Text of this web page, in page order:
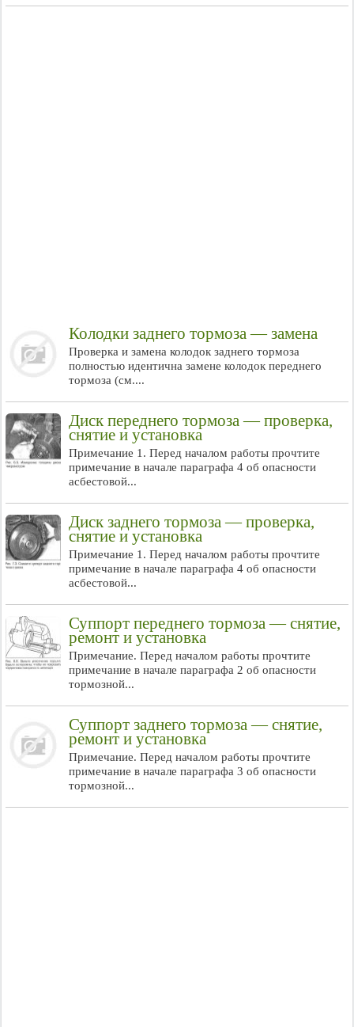
Колодки заднего тормоза — замена
Проверка и замена колодок заднего тормоза
полностью идентична замене колодок переднего
тормоза (см....
Диск переднего тормоза — проверка,
снятие и установка
Примечание 1. Перед началом работы прочтите
примечание в начале параграфа 4 об опасности
асбестовой...
Диск заднего тормоза — проверка,
снятие и установка
Примечание 1. Перед началом работы прочтите
примечание в начале параграфа 4 об опасности
асбестовой...
Суппорт переднего тормоза — снятие,
ремонт и установка
Примечание. Перед началом работы прочтите
примечание в начале параграфа 2 об опасности
тормозной...
Суппорт заднего тормоза — снятие,
ремонт и установка
Примечание. Перед началом работы прочтите
примечание в начале параграфа 3 об опасности
тормозной...